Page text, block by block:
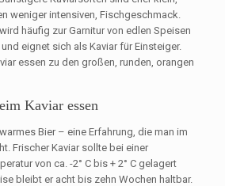
weniger intensiven, Fischgeschmack.
häufig zur Garnitur von edlen Speisen
eignet sich als Kaviar für Einsteiger.
essen zu den großen, runden, orangen
Kaviar essen
Bier – eine Erfahrung, die man im
Frischer Kaviar sollte bei einer
von ca. -2° C bis + 2° C gelagert
bleibt er acht bis zehn Wochen haltbar.